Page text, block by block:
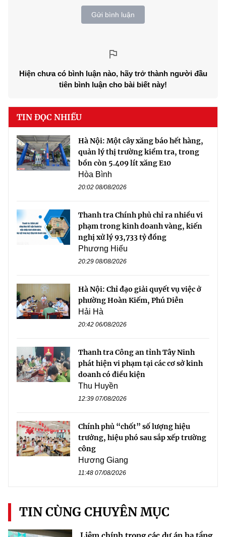
Gửi bình luận
Hiện chưa có bình luận nào, hãy trở thành người đầu
tiên bình luận cho bài biết này!
TIN ĐỌC NHIỀU
Hà Nội: Một cây xăng báo hết hàng,
quản lý thị trường kiểm tra, trong
bồn còn 5.409 lít xăng E10
Hòa Bình
20:02 08/08/2026
Thanh tra Chính phủ chỉ ra nhiều vi
phạm trong kinh doanh vàng, kiến
nghị xử lý 93,733 tỷ đồng
Phương Hiếu
20:29 08/08/2026
Hà Nội: Chỉ đạo giải quyết vụ việc ở
phường Hoàn Kiếm, Phú Diễn
Hải Hà
20:42 06/08/2026
Thanh tra Công an tỉnh Tây Ninh
phát hiện vi phạm tại các cơ sở kinh
doanh có điều kiện
Thu Huyền
12:39 07/08/2026
Chính phủ “chốt” số lượng hiệu
trưởng, hiệu phó sau sắp xếp trường
công
Hương Giang
11:48 07/08/2026
TIN CÙNG CHUYÊN MỤC